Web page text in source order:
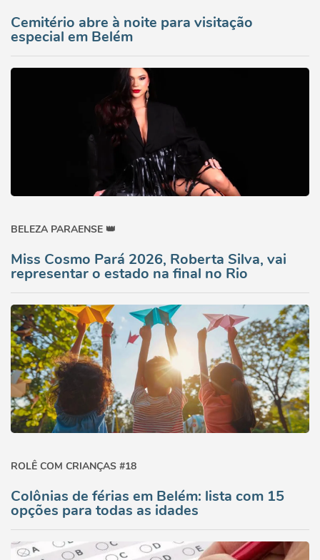
Cemitério abre à noite para visitação
especial em Belém
BELEZA PARAENSE 👑
Miss Cosmo Pará 2026, Roberta Silva, vai
representar o estado na final no Rio
ROLÊ COM CRIANÇAS #18
Colônias de férias em Belém: lista com 15
opções para todas as idades